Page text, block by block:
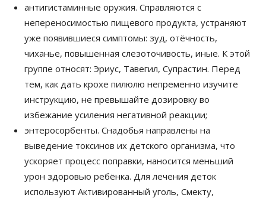
антигистаминные оружия. Справляются с
непереносимостью пищевого продукта, устраняют
уже появившиеся симптомы: зуд, отёчность,
чиханье, повышенная слезоточивость, иные. К этой
группе относят: Эриус, Тавегил, Супрастин. Перед
тем, как дать крохе пилюлю непременно изучите
инструкцию, не превышайте дозировку во
избежание усиления негативной реакции;
энтеросорбенты. Снадобья направлены на
выведение токсинов их детского организма, что
ускоряет процесс поправки, наносится меньший
урон здоровью ребёнка. Для лечения деток
используют Активированный уголь, Смекту,